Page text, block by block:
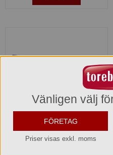
Karl Fazer Dumle
Vänligen välj
FÖRETAG
Priser visas exkl. moms